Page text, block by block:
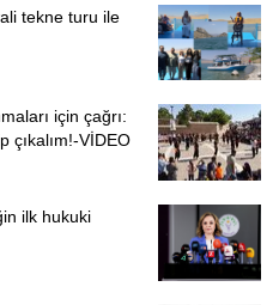
tekne turu ile
için çağrı:
çıkalım!-VİDEO
ilk hukuki